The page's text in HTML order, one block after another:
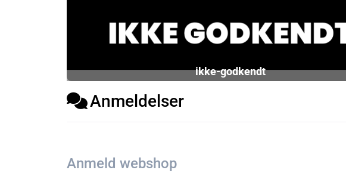
ikke-godkendt
Anmeldelser
Anmeld webshop